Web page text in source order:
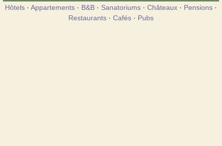
Hôtels · Appartements · B&B · Sanatoriums · Châteaux · Pensions ·
Restaurants · Cafés · Pubs